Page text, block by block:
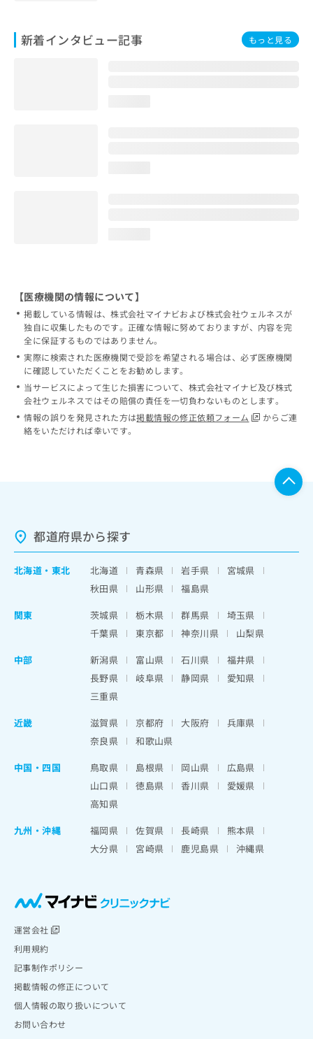
新着インタビュー記事 もっと見る
【医療機関の情報について】
掲載している情報は、株式会社マイナビおよび株式会社ウェルネスが
独自に収集したものです。正確な情報に努めておりますが、内容を完
全に保証するものではありません。
実際に検索された医療機関で受診を希望される場合は、必ず医療機関
に確認していただくことをお勧めします。
当サービスによって生じた損害について、株式会社マイナビ及び株式
会社ウェルネスではその賠償の責任を一切負わないものとします。
情報の誤りを発見された方は掲載情報の修正依頼フォーム
からご連
絡をいただければ幸いです。
都道府県から探す
北海道 ・ 東北 北海道 青森県 岩手県
宮城県
秋田県
山形県
福島県
関東
茨城県 栃木県 群馬県
埼玉県
千葉県
東京都 神奈川県
山梨県
中部
新潟県 富山県 石川県
福井県
長野県
岐阜県 静岡県
愛知県
三重県
近畿
滋賀県 京都府 大阪府
兵庫県
奈良県
和歌山県
中国・四国
鳥取県 島根県 岡山県
広島県
山口県
徳島県 香川県
愛媛県
高知県
九州・沖縄
福岡県 佐賀県 長崎県
熊本県
大分県
宮崎県 鹿児島県 沖縄県
運営会社
利用規約
記事制作ポリシー
掲載情報の修正について
個人情報の取り扱いについて
お問い合わせ